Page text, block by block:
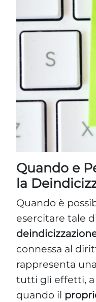
Quando e
la
Quando è
esercitare tale
connessa al
rappresenta
tutti gli effetti, a
quando il